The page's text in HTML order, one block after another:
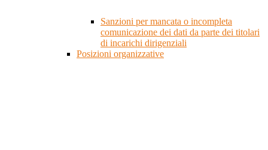
Sanzioni per mancata o incompleta
comunicazione dei dati da parte dei titolari
di incarichi dirigenziali
Posizioni organizzative